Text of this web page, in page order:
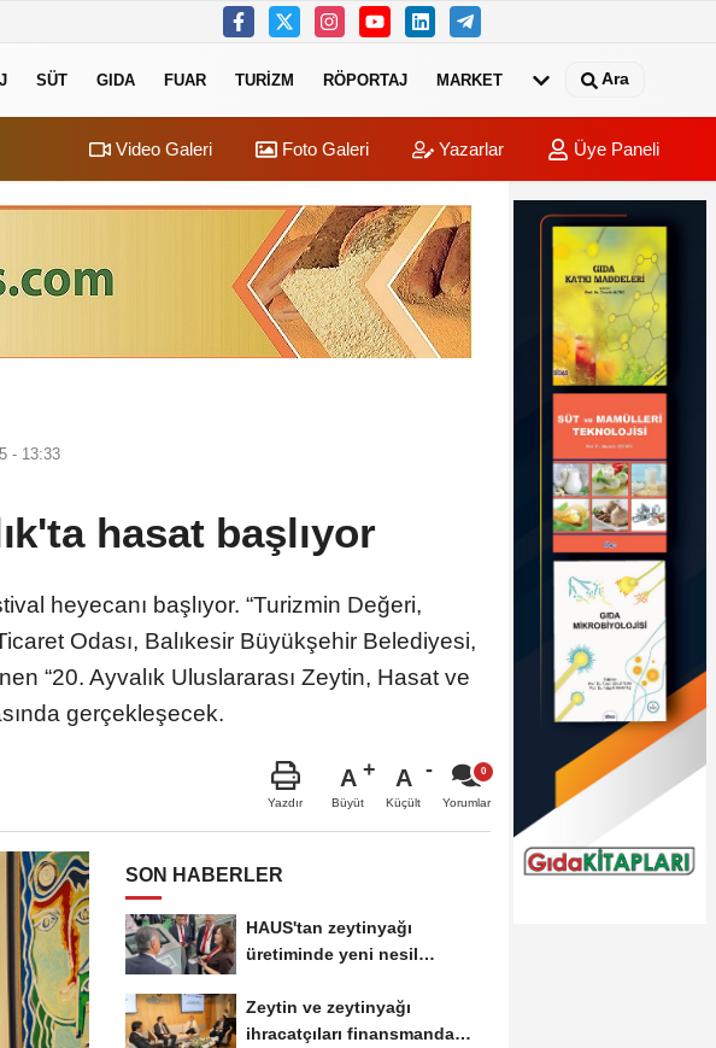
SÜT GIDA FUAR TURIZM RÖPORTAJ MARKET Ara
Video Galeri Foto Galeri Yazarlar Üye Paneli
- 13:33
hasat başlıyor
heyecanı başlıyor. “Turizmin Değeri,
Odası, Balıkesir Büyükşehir Belediyesi,
“20. Ayvalık Uluslararası Zeytin, Hasat ve
gerçekleşecek.
Yazdır
A
Büyüt
A
Küçült Yorumlar
SON HABERLER
HAUS'tan zeytinyağı
üretiminde yeni nesil
Zeytin ve zeytinyağı
ihracatçıları finansmanda